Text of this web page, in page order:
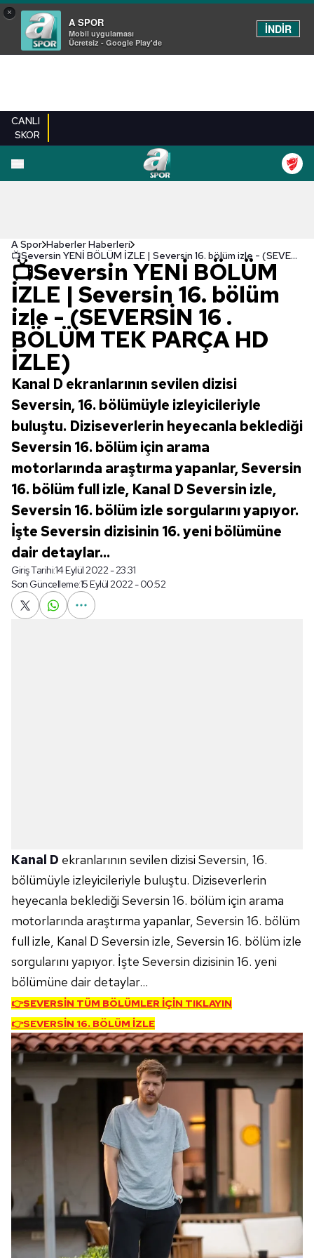
×
A SPOR
Mobil uygulaması
Ücretsiz - Google Play'de
İNDİR
CANLI
SKOR
A Spor Haberler Haberleri
📺Seversin YENİ BÖLÜM İZLE | Seversin 16. bölüm izle - (SEVERSİN 16 . BÖLÜM TEK PARÇA HD İZLE)
📺Seversin YENİ BÖLÜM
İZLE | Seversin 16. bölüm
izle - (SEVERSİN 16 .
BÖLÜM TEK PARÇA HD
İZLE)
Kanal D ekranlarının sevilen dizisi
Seversin, 16. bölümüyle izleyicileriyle
buluştu. Diziseverlerin heyecanla beklediği
Seversin 16. bölüm için arama
motorlarında araştırma yapanlar, Seversin
16. bölüm full izle, Kanal D Seversin izle,
Seversin 16. bölüm izle sorgularını yapıyor.
İşte Seversin dizisinin 16. yeni bölümüne
dair detaylar...
Giriş Tarihi:14 Eylül 2022 - 23:31
Son Güncelleme:15 Eylül 2022 - 00:52
Kanal D ekranlarının sevilen dizisi Seversin, 16.
bölümüyle izleyicileriyle buluştu. Diziseverlerin
heyecanla beklediği Seversin 16. bölüm için arama
motorlarında araştırma yapanlar, Seversin 16. bölüm
full izle, Kanal D Seversin izle, Seversin 16. bölüm izle
sorgularını yapıyor. İşte Seversin dizisinin 16. yeni
bölümüne dair detaylar...
👉SEVERSİN TÜM BÖLÜMLER İÇİN TIKLAYIN
👉SEVERSİN 16. BÖLÜM İZLE